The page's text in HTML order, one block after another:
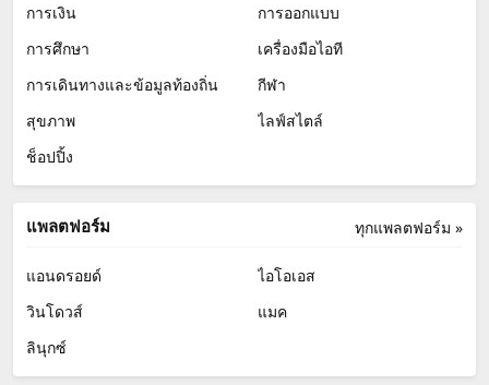
การเงิน
การออกแบบ
การศึกษา
เครื่องมือไอที
การเดินทางและข้อมูลท้องถิ่น
กีฬา
สุขภาพ
ไลฟ์สไตล์
ช็อปปิ้ง
ทุกแพลตฟอร์ม »
แพลตฟอร์ม
แอนดรอยด์
ไอโอเอส
วินโดวส์
แมค
ลินุกซ์